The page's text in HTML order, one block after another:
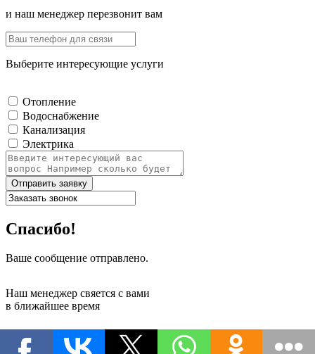
и наш менеджер перезвонит вам
Выберите интересующие услуги
Отопление
Водоснабжение
Канализация
Электрика
Отправить заявку
Спасибо!
Ваше сообщение отправлено.
Наш менеджер свяется с вами
в ближайшее время